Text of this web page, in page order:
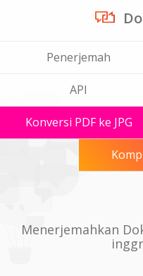
Penerjemah
API
Konversi PDF ke JPG
Menerjemahkan